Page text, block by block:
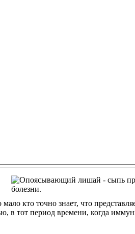
кто точно знает, что
в тот период времени, когда